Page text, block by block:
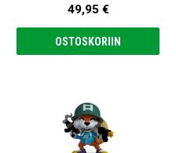
49,95 €
OSTOSKORIIN